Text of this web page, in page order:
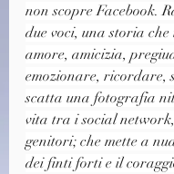
non scopre Facebook.
due voci, una storia che
amore, amicizia,
emozionare, ricordare,
scatta una fotografia
vita tra i social
genitori; che mette a
dei finti forti e il